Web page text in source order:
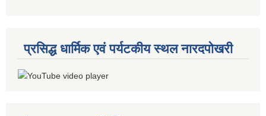
प्रसिद्ध धार्मिक एवं पर्यटकीय स्थल नारदपोखरी